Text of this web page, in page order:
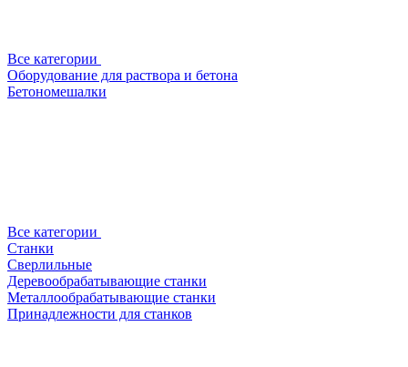
Все категории
Оборудование для раствора и бетона
Бетономешалки
Все категории
Станки
Сверлильные
Деревообрабатывающие станки
Металлообрабатывающие станки
Принадлежности для станков